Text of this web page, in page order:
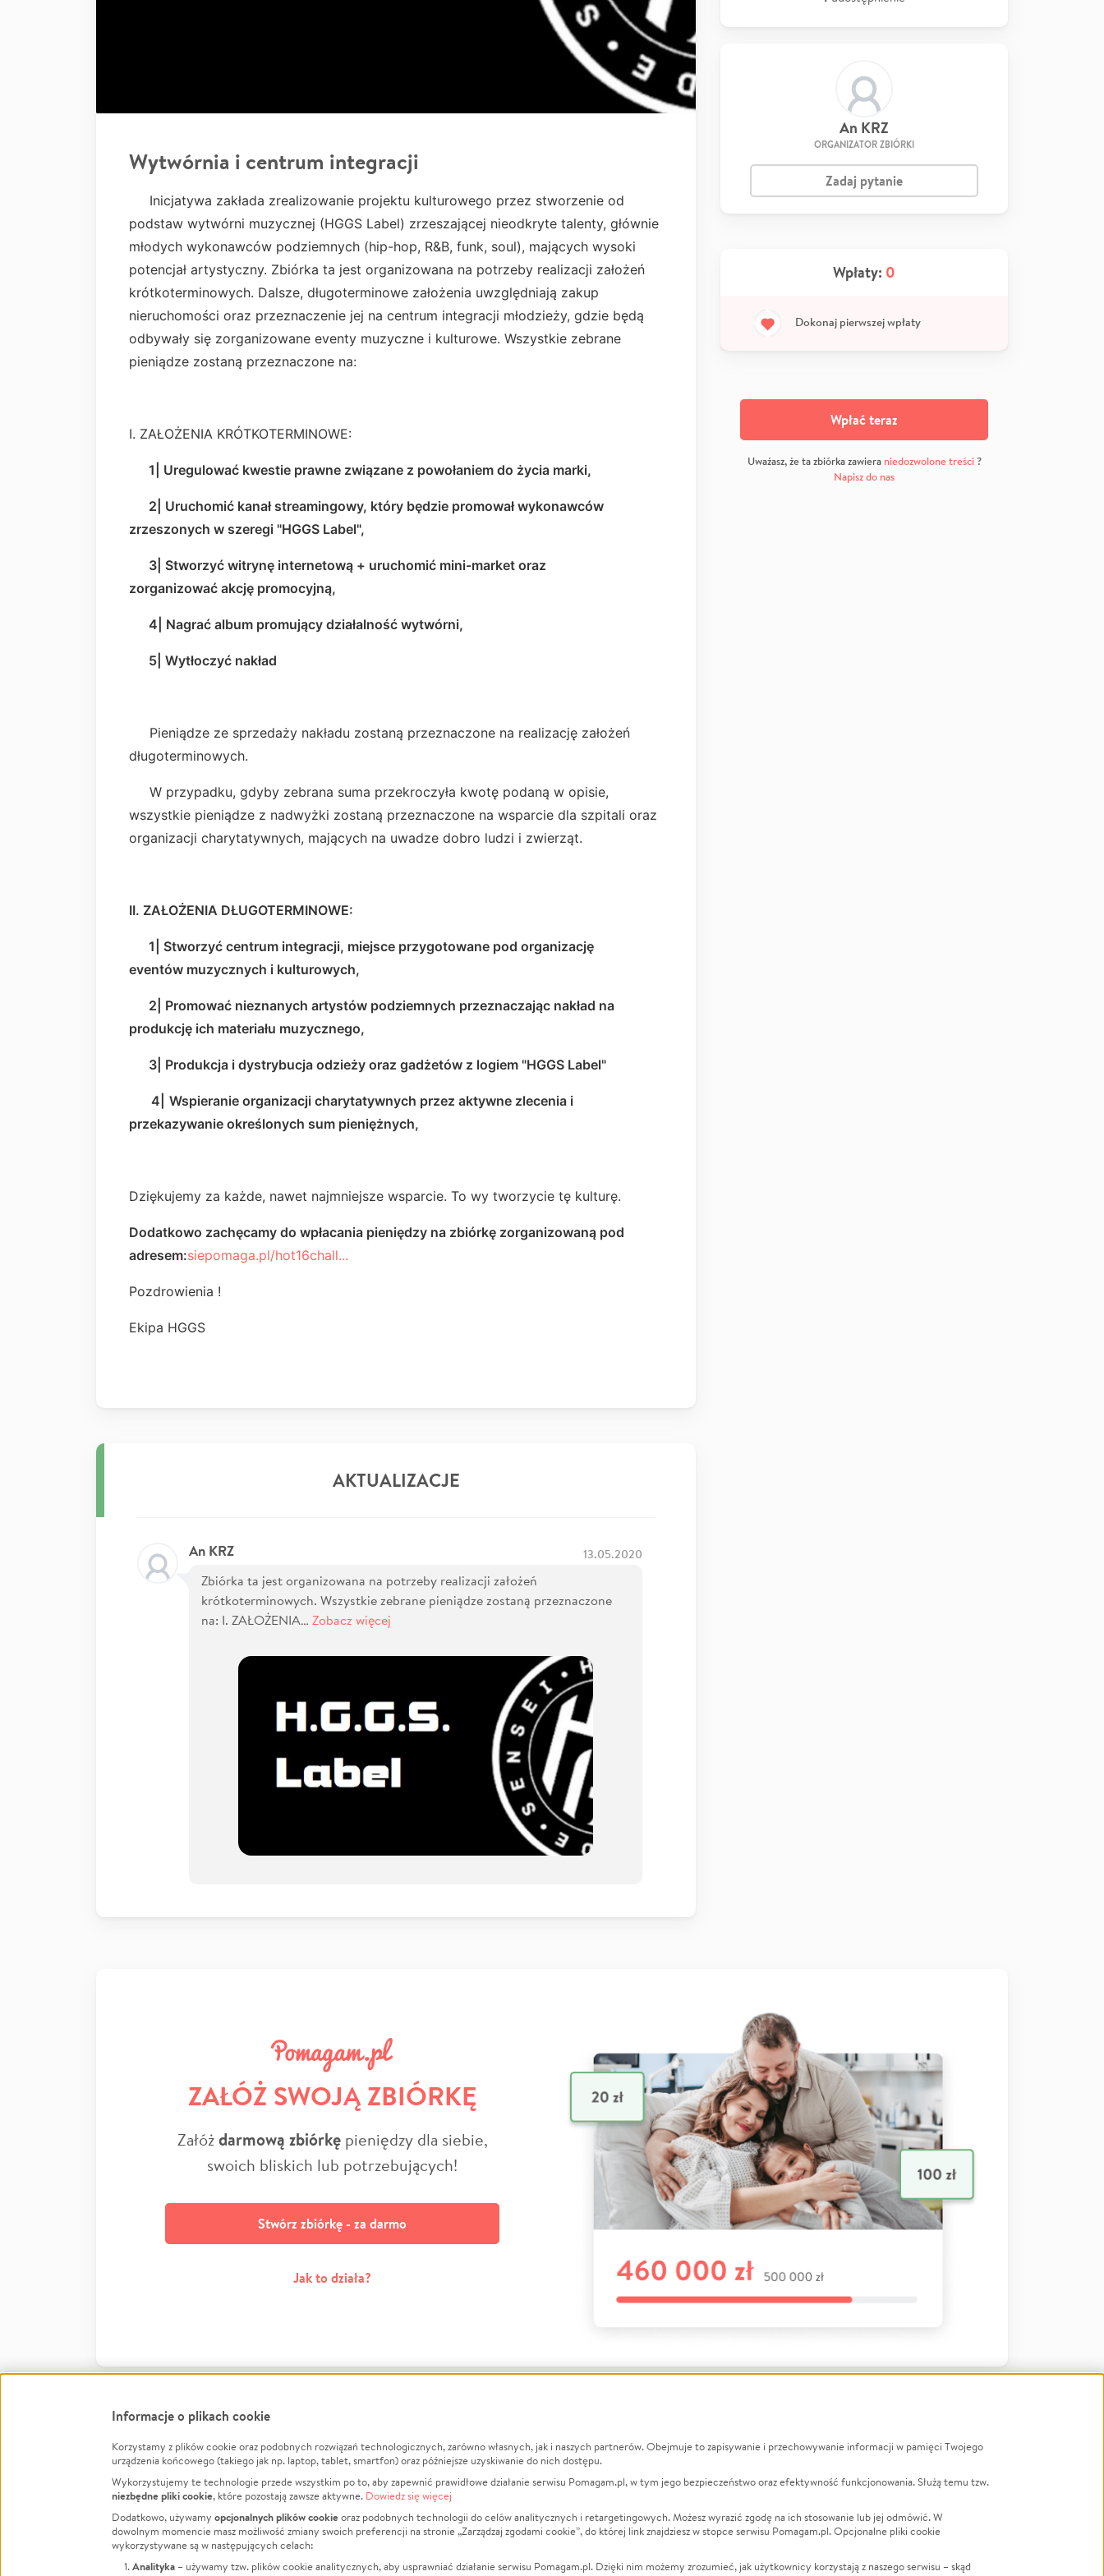
Wytwórnia i centrum integracji
Inicjatywa zakłada zrealizowanie projektu kulturowego przez stworzenie od
podstaw wytwórni muzycznej (HGGS Label) zrzeszającej nieodkryte talenty, głównie
młodych wykonawców podziemnych (hip-hop, R&B, funk, soul), mających wysoki
potencjał artystyczny. Zbiórka ta jest organizowana na potrzeby realizacji założeń
krótkoterminowych. Dalsze, długoterminowe założenia uwzględniają zakup
nieruchomości oraz przeznaczenie jej na centrum integracji młodzieży, gdzie będą
odbywały się zorganizowane eventy muzyczne i kulturowe. Wszystkie zebrane
pieniądze zostaną przeznaczone na:
I. ZAŁOŻENIA KRÓTKOTERMINOWE:
1| Uregulować kwestie prawne związane z powołaniem do życia marki,
2| Uruchomić kanał streamingowy, który będzie promował wykonawców
zrzeszonych w szeregi "HGGS Label",
3| Stworzyć witrynę internetową + uruchomić mini-market oraz
zorganizować akcję promocyjną,
4| Nagrać album promujący działalność wytwórni,
5| Wytłoczyć nakład
Pieniądze ze sprzedaży nakładu zostaną przeznaczone na realizację założeń
długoterminowych.
W przypadku, gdyby zebrana suma przekroczyła kwotę podaną w opisie,
wszystkie pieniądze z nadwyżki zostaną przeznaczone na wsparcie dla szpitali oraz
organizacji charytatywnych, mających na uwadze dobro ludzi i zwierząt.
II. ZAŁOŻENIA DŁUGOTERMINOWE:
1|
Stworzyć centrum integracji, miejsce przygotowane pod organizację
eventów muzycznych i kulturowych,
2| Promować nieznanych artystów podziemnych przeznaczając nakład na
produkcję ich materiału muzycznego,
3| Produkcja i dystrybucja odzieży oraz gadżetów z logiem "HGGS Label"
4| Wspieranie organizacji charytatywnych przez aktywne zlecenia i
przekazywanie określonych sum pieniężnych,
Dziękujemy za każde, nawet najmniejsze wsparcie. To wy tworzycie tę kulturę.
Dodatkowo zachęcamy do wpłacania pieniędzy na zbiórkę zorganizowaną pod
adresem:siepomaga.pl/hot16chall...
Pozdrowienia !
Ekipa HGGS
AKTUALIZACJE
An KRZ 13.05.2020
Zbiórka ta jest organizowana na potrzeby realizacji założeń
krótkoterminowych. Wszystkie zebrane pieniądze zostaną przeznaczone
na: I. ZAŁOŻENIA… Zobacz więcej
An KRZ
ORGANIZATOR ZBIÓRKI
Zadaj pytanie
Wpłaty: 0
Dokonaj pierwszej wpłaty
Wpłać teraz
Uważasz, że ta zbiórka zawiera niedozwolone treści?
Napisz do nas
ZAŁÓŻ SWOJĄ ZBIÓRKĘ
Załóżdarmową zbiórkępieniędzy dla siebie,
swoich bliskich lub potrzebujących!
Stwórz zbiórkę - za darmo
Jak to działa?
FacebookTwitter Instagram
LinkedInTikTok Youtube
Informacje
Jak to działa?
Regulamin
Polityka Prywatności
O nas
Opinie
Raporty
Za darmo
Zbieraj na
Leczenie
Zwierzęta
Pożar
LGBTQ+
Powódź
Wichura
Informacje o plikach cookie
Korzystamy z plików cookie oraz podobnych rozwiązań technologicznych, zarówno własnych, jak i naszych partnerów. Obejmuje to zapisywanie i przechowywanie informacji w pamięci Twojego
urządzenia końcowego (takiego jak np. laptop, tablet, smartfon) oraz późniejsze uzyskiwanie do nich dostępu.
Wykorzystujemy te technologie przede wszystkim po to, aby zapewnić prawidłowe działanie serwisu Pomagam.pl, w tym jego bezpieczeństwo oraz efektywność funkcjonowania. Służą temu tzw.
niezbędne pliki cookie, które pozostają zawsze aktywne. Dowiedz się więcej
Dodatkowo, używamy opcjonalnych plików cookieoraz podobnych technologii do celów analitycznych i retargetingowych. Możesz wyrazić zgodę na ich stosowanie lub jej odmówić. W
dowolnym momencie masz możliwość zmiany swoich preferencji na stronie „Zarządzaj zgodami cookie”, do której link znajdziesz w stopce serwisu Pomagam.pl. Opcjonalne pliki cookie
wykorzystywane są w następujących celach:
Analityka – używamy tzw. plików cookie analitycznych, aby usprawniać działanie serwisu Pomagam.pl. Dzięki nim możemy zrozumieć, jak użytkownicy korzystają z naszego serwisu – skąd